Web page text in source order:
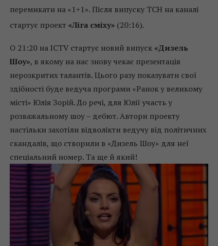
перемикати на «1+1». Після випуску ТСН на каналі
стартує проект «Ліга сміху» (20:16).
О 21:20 на ICTV стартує новий випуск «Дизель
Шоу», в якому на нас знову чекає презентація
нерозкритих талантів. Цього разу показувати свої
здібності буде ведуча програми «Ранок у великому
місті» Юлія Зорій. До речі, для Юлії участь у
розважальному шоу – дебют. Автори проекту
настільки захотіли відволікти ведучу від політичних
скандалів, що створили в «Дизель Шоу» для неї
спеціальний номер. Та ще й який!